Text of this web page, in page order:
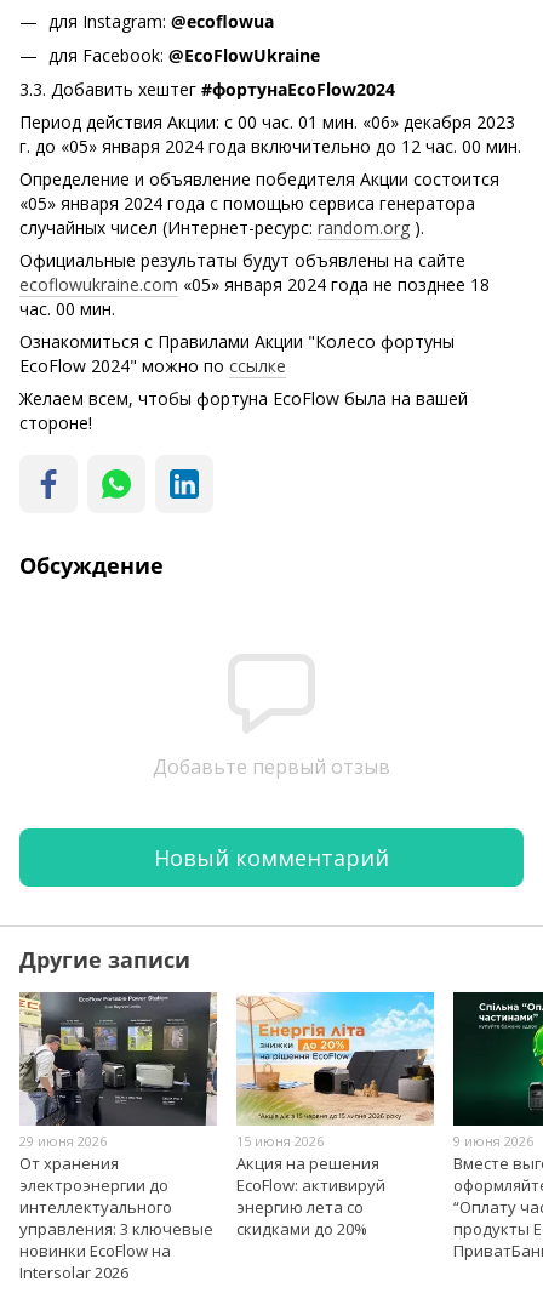
для Instagram: @ecoflowua
для Facebook: @EcoFlowUkraine
3.3. Добавить хештег #фортунаEcoFlow2024
Период действия Акции: с 00 час. 01 мин. «06» декабря 2023
г. до «05» января 2024 года включительно до 12 час. 00 мин.
Определение и объявление победителя Акции состоится
«05» января 2024 года с помощью сервиса генератора
случайных чисел (Интернет-ресурс: random.org ).
Официальные результаты будут объявлены на сайте
ecoflowukraine.com «05» января 2024 года не позднее 18
час. 00 мин.
Ознакомиться с Правилами Акции "Колесо фортуны
EcoFlow 2024" можно по ссылке
Желаем всем, чтобы фортуна EcoFlow была на вашей
стороне!
Обсуждение
Добавьте первый отзыв
Новый комментарий
Другие записи
29 июня 2026
От хранения
электроэнергии до
интеллектуального
управления: 3 ключевые
новинки EcoFlow на
Intersolar 2026
15 июня 2026
Акция на решения
EcoFlow: активируй
энергию лета со
скидками до 20%
9 июня 2026
Вместе
“Оплату
продукты